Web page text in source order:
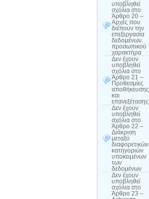
υποβληθεί
σχόλια στο
Άρθρο 20 –
Αρχές που
διέπουν την
επεξεργασία
δεδομένων
προσωπικού
χαρακτήρα
Δεν έχουν
υποβληθεί
σχόλια στο
Άρθρο 21 –
Προθεσμίες
αποθήκευσης
και
επανεξέτασης
Δεν έχουν
υποβληθεί
σχόλια στο
Άρθρο 22 –
Διάκριση
μεταξύ
διαφορετικών
κατηγοριών
υποκειμένων
των
δεδομένων
Δεν έχουν
υποβληθεί
σχόλια στο
Άρθρο 23 –